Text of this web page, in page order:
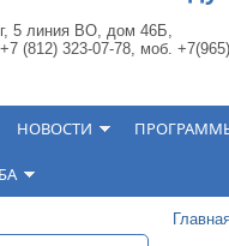
5 линия ВО, дом 46Б,
(812) 323-07-78, моб.
НОВОСТИ